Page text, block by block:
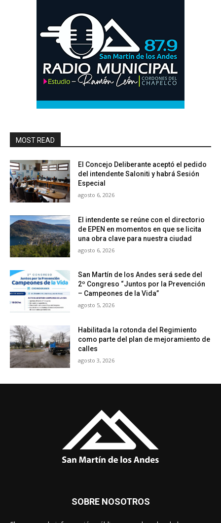
MOST READ
El Concejo Deliberante aceptó el pedido
del intendente Saloniti y habrá Sesión
Especial
agosto 6, 2026
El intendente se reúne con el directorio
de EPEN en momentos en que se licita
una obra clave para nuestra ciudad
agosto 6, 2026
San Martín de los Andes será sede del
2º Congreso “Juntos por la Prevención
– Campeones de la Vida”
agosto 5, 2026
Habilitada la rotonda del Regimiento
como parte del plan de mejoramiento de
calles
agosto 3, 2026
SOBRE NOSOTROS